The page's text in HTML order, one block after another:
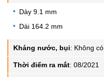
Dày 9.1 mm
Dài 164.2 mm
Kháng nước, bụi: Không có
Thời điểm ra mắt: 08/2021